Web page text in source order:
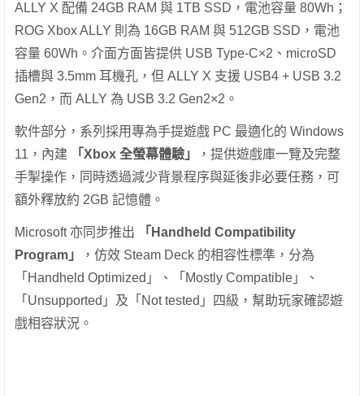
ALLY X 配備 24GB RAM 與 1TB SSD，電池容量 80Wh；
ROG Xbox ALLY 則為 16GB RAM 與 512GB SSD，電池
容量 60Wh。介面方面皆提供 USB Type-C×2、microSD
插槽與 3.5mm 耳機孔，但 ALLY X 支援 USB4 + USB 3.2
Gen2，而 ALLY 為 USB 3.2 Gen2×2。
軟件部分，系列採用專為手提遊戲 PC 最適化的 Windows
11，內建
「Xbox 全螢幕體驗」
，提供遊戲庫一覽及完整
手掣操作，同時透過減少背景程序與延後非必要任務，可
額外釋放約 2GB 記憶體。
Microsoft 亦同步推出
「Handheld Compatibility
Program」
，仿效 Steam Deck 的相容性標準，分為
「Handheld Optimized」、「Mostly Compatible」、
「Unsupported」及「Not tested」四級，幫助玩家確認遊
戲相容狀況。